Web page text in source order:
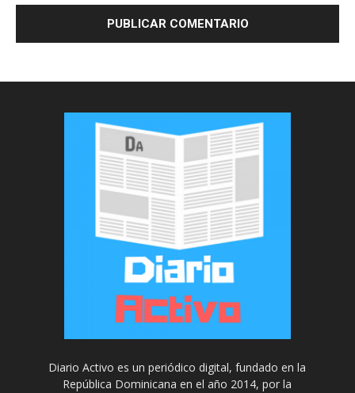
Diario Activo es un periódico digital, fundado en la
República Dominicana en el año 2014, por la